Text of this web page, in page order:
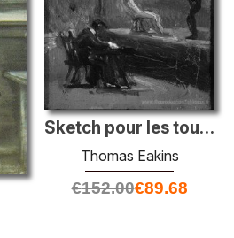
Sketch pour les tours
Thomas Eakins
€152.00€89.68